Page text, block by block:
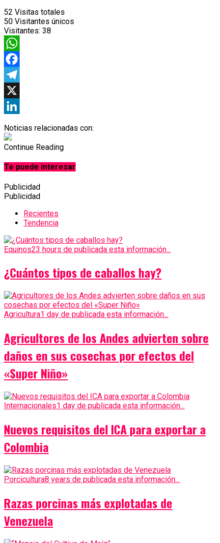
52 Visitas totales
50 Visitantes únicos
Visitantes: 38
WhatsApp
Facebook
Telegram
X
Noticias relacionadas con:
Continue Reading
Te puede interesar
Publicidad
Publicidad
Recientes
Tendencia
Equinos23 hours de publicada esta información...
¿Cuántos tipos de caballos hay?
Agricultura1 day de publicada esta información...
Agricultores de los Andes advierten sobre
daños en sus cosechas por efectos del
«Super Niño»
Internacionales1 day de publicada esta información...
Nuevos requisitos del ICA para exportar a
Colombia
Porcicultura8 years de publicada esta información...
Razas porcinas más explotadas de
Venezuela